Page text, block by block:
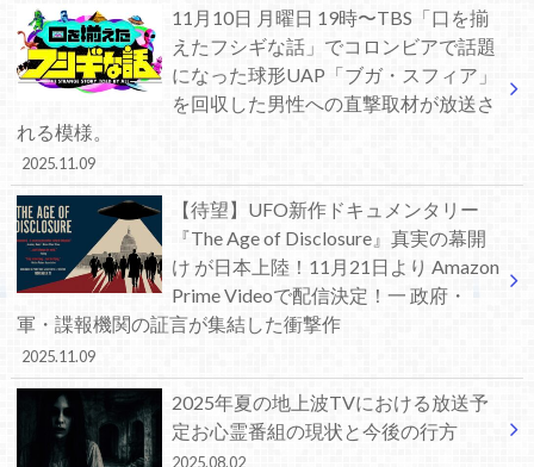
11月10日 月曜日 19時〜TBS「口を揃
えたフシギな話」でコロンビアで話題
になった球形UAP「ブガ・スフィア」
を回収した男性への直撃取材が放送さ
れる模様。
2025.11.09
【待望】UFO新作ドキュメンタリー
『The Age of Disclosure』真実の幕開
け が日本上陸！11月21日より Amazon
Prime Videoで配信決定！一 政府・
軍・諜報機関の証言が集結した衝撃作
2025.11.09
2025年夏の地上波TVにおける放送予
定お心霊番組の現状と今後の行方
2025.08.02